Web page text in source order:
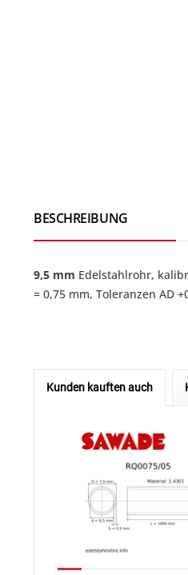
BESCHREIBUNG
9,5 mm Edelstahlrohr,
= 0,75 mm, Toleranzen AD
Kunden kauften auch